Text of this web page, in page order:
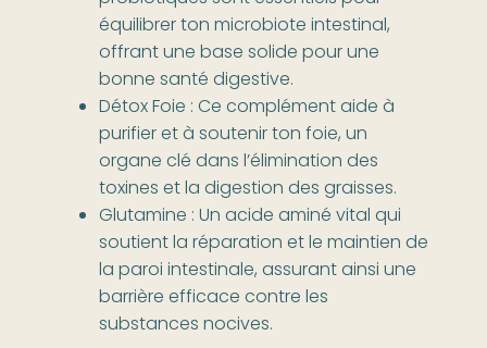
équilibrer ton microbiote intestinal,
offrant une base solide pour une
bonne santé digestive.
Détox Foie : Ce complément aide à
purifier et à soutenir ton foie, un
organe clé dans l’élimination des
toxines et la digestion des graisses.
Glutamine : Un acide aminé vital qui
soutient la réparation et le maintien de
la paroi intestinale, assurant ainsi une
barrière efficace contre les
substances nocives.